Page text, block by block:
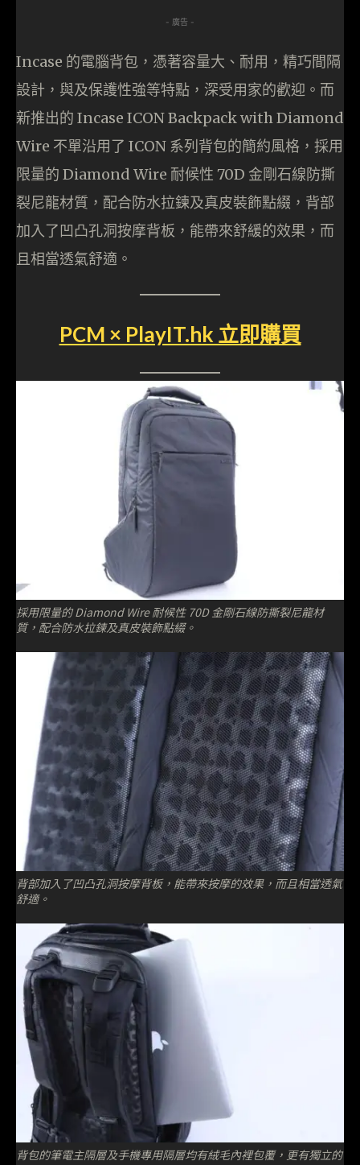
- 廣告 -
Incase 的電腦背包，憑著容量大、耐用，精巧間隔
設計，與及保護性強等特點，深受用家的歡迎。而
新推出的 Incase ICON Backpack with Diamond
Wire 不單沿用了 ICON 系列背包的簡約風格，採用
限量的 Diamond Wire 耐候性 70D 金剛石線防撕
裂尼龍材質，配合防水拉鍊及真皮裝飾點綴，背部
加入了凹凸孔洞按摩背板，能帶來舒緩的效果，而
且相當透氣舒適。
PCM × PlayIT.hk 立即購買
採用限量的 Diamond Wire 耐候性 70D 金剛石線防撕裂尼龍材
質，配合防水拉鍊及真皮裝飾點綴。
背部加入了凹凸孔洞按摩背板，能帶來按摩的效果，而且相當透氣
舒適。
背包的筆電主隔層及手機專用隔層均有絨毛內裡包覆，更有獨立的